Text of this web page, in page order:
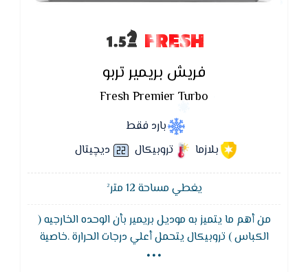
FRESH
فريش بريمير تربو
Fresh Premier Turbo
بارد فقط
بلازما
تروبيكال ديچيتال
يغطي مساحة 12 متر²
من أهم ما يتميز به موديل بريمير بأن الوحده الخارجيه (
الكباس ) تروبيكال يتحمل أعلي درجات الحرارة .خاصية
القفل ضد عبث الاطفال التى تعمل على قفل جميع
...